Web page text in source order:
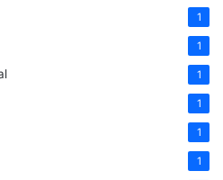
1
1
1
1
1
1